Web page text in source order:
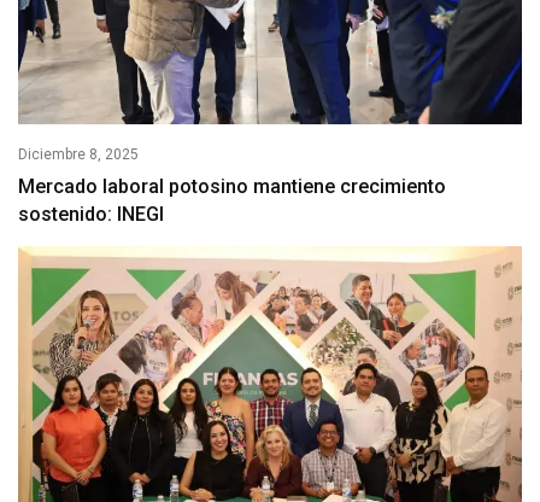
Diciembre 8, 2025
Mercado laboral potosino mantiene crecimiento
sostenido: INEGI